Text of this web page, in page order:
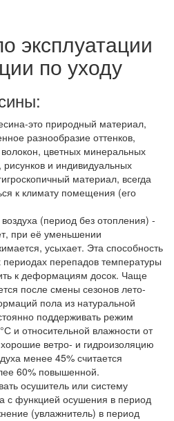
эксплуатации
по уходу
это природный материал,
разнообразие оттенков,
цветных минеральных
и индивидуальных
материал, всегда
к климату помещения (его
(период без отопления) -
при её уменьшении
усыхает. Эта способность
перепадов температуры
к деформациям досок. Чаще
после смены сезонов лето-
пола из натуральной
поддерживать режим
и относительной влажности от
ветро- и гидроизоляцию
менее 45% считается
60% повышенной.
осушитель или систему
с функцией осушения в период
(увлажнитель) в период